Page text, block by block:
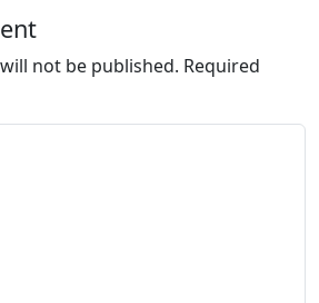
not be published. Required